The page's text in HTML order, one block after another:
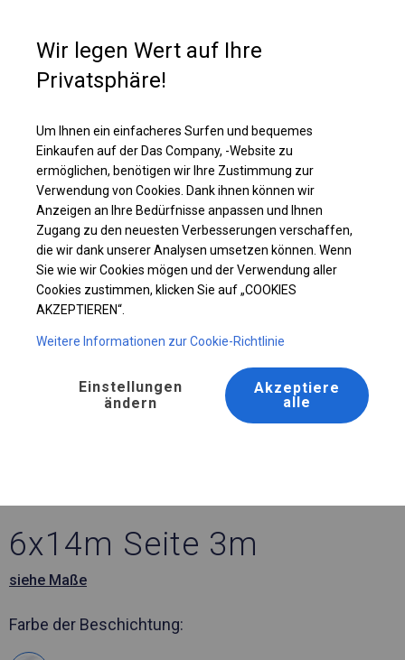
Ganzjähriges Catering-Zelt | 6x14 m
6x14m Seite 3m
siehe Maße
Farbe der Beschichtung:
Wir legen Wert auf Ihre
Privatsphäre!
Um Ihnen ein einfacheres Surfen und bequemes
Einkaufen auf der Das Company, -Website zu
ermöglichen, benötigen wir Ihre Zustimmung zur
Verwendung von Cookies. Dank ihnen können wir
Anzeigen an Ihre Bedürfnisse anpassen und Ihnen
Zugang zu den neuesten Verbesserungen verschaffen,
die wir dank unserer Analysen umsetzen können. Wenn
Sie wie wir Cookies mögen und der Verwendung aller
Cookies zustimmen, klicken Sie auf „COOKIES
AKZEPTIEREN“.
Weitere Informationen zur Cookie-Richtlinie
Einstellungen
ändern
Akzeptiere
alle